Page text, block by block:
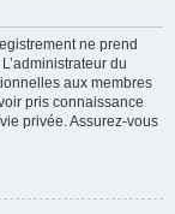
ne prend
du
aux membres
pris connaissance
privée. Assurez-vous